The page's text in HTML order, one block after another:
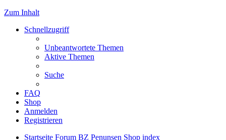
Zum Inhalt
Schnellzugriff
Unbeantwortete Themen
Aktive Themen
Suche
FAQ
Shop
Anmelden
Registrieren
Startseite Forum BZ Penunsen Shop index